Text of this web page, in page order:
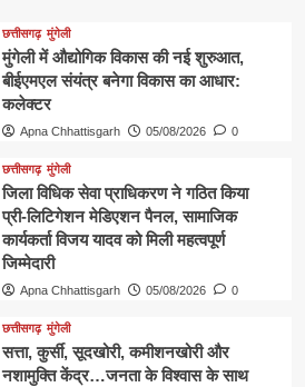
छत्तीसगढ़ मुंगेली
मुंगेली में औद्योगिक विकास की नई शुरुआत,
बीईएमएल संयंत्र बनेगा विकास का आधार:
कलेक्टर
Apna Chhattisgarh 05/08/2026 0
छत्तीसगढ़ मुंगेली
जिला विधिक सेवा प्राधिकरण ने गठित किया
प्री-लिटिगेशन मेडिएशन पैनल, सामाजिक
कार्यकर्ता विजय यादव को मिली महत्वपूर्ण
जिम्मेदारी
Apna Chhattisgarh 05/08/2026 0
छत्तीसगढ़ मुंगेली
​सत्ता, कुर्सी, सूदखोरी, कमीशनखोरी और
नशामुक्ति केंद्र…जनता के विश्वास के साथ